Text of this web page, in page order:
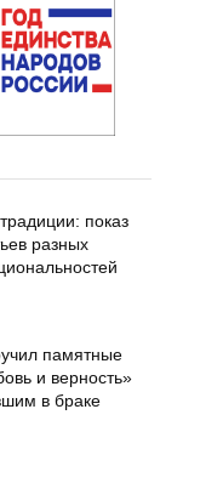
показ
разных
памятные
и верность»
в браке